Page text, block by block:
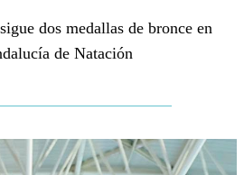
dos medallas de bronce en
de Natación